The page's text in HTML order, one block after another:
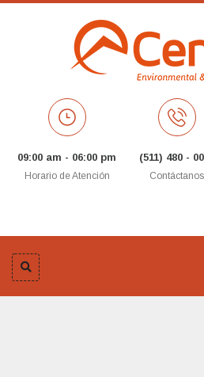
09:00 am - 06:00 pm
Horario de Atención
(511) 480 -
Contáctanos